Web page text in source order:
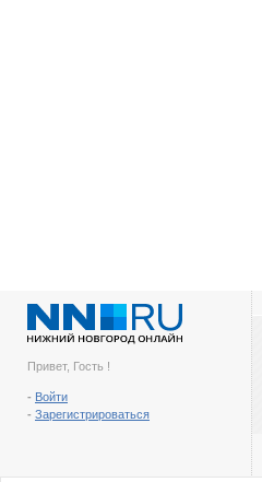
Привет, Гость !
- Войти
- Зарегистрироваться